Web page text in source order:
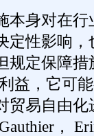
身对在行
定性影响
规定保障
益，它可
贸易自由
，